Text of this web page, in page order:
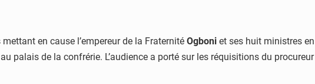
en cause l’empereur de la Fraternité Ogboni et ses huit ministres en
palais de la confrérie. L’audience a porté sur les réquisitions du procureur